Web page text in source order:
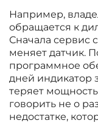
Например,
обращается к
Сначала сервис
меняет датчик.
программное
дней индикатор
теряет
говорить не о
недостатке,